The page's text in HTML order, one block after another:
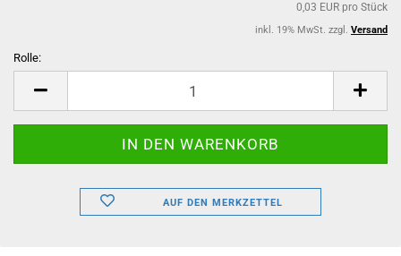
0,03 EUR pro Stück
inkl. 19% MwSt. zzgl. Versand
Rolle:
AUF DEN MERKZETTEL